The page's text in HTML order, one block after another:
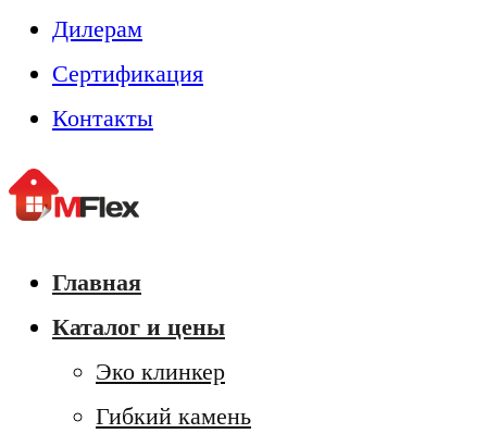
Дилерам
Сертификация
Контакты
Главная
Каталог и цены
Эко клинкер
Гибкий камень